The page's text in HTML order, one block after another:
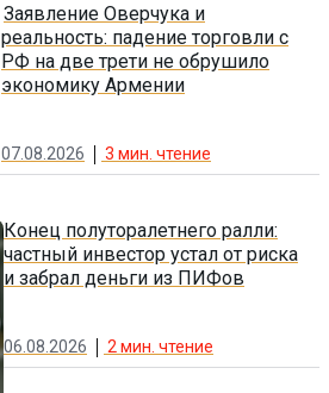
Заявление Оверчука и
реальность: падение торговли с
РФ на две трети не обрушило
экономику Армении
07.08.2026 3 мин. чтение
Конец полуторалетнего ралли:
частный инвестор устал от риска
и забрал деньги из ПИФов
06.08.2026 2мин. чтение